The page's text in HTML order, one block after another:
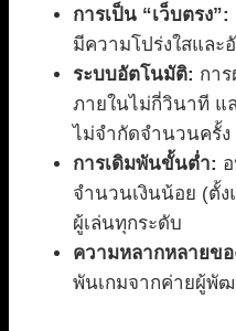
การเป็น “เว็บตรง”:
มีความโปร่งใสและ
ระบบอัตโนมัติ: กา
ภายในไม่กี่วินาที แ
ไม่จำกัดจำนวนครั้ง
การเดิมพันขั้นต่ำ:
จำนวนเงินน้อย (ตั้ง
ผู้เล่นทุกระดับ
ความหลากหลายขอ
พันเกมจากค่ายผู้พั